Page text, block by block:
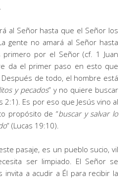
al Señor hasta que el Señor los
gente no amará al Señor hasta
primero por el Señor (cf. 1 Juan
da el primer paso en esto que
Después de todo, el hombre está
y pecados” y no quiere buscar
2:1). Es por eso que Jesús vino al
propósito de “buscar y salvar lo
” (Lucas 19:10).
pasaje, es un pueblo sucio, vil
ser limpiado. El Señor se
invita a acudir a Él para recibir la